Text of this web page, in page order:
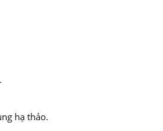
hạ thảo.